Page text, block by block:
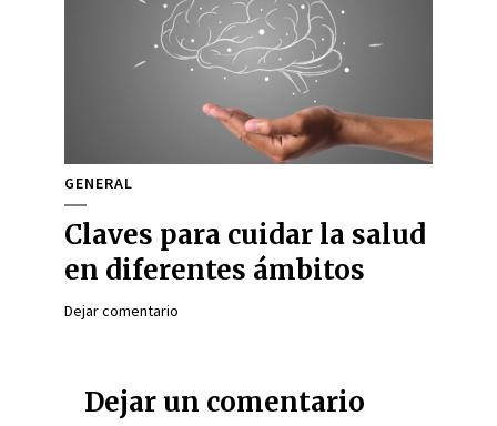
GENERAL
Claves para cuidar la salud
en diferentes ámbitos
Dejar comentario
Dejar un comentario